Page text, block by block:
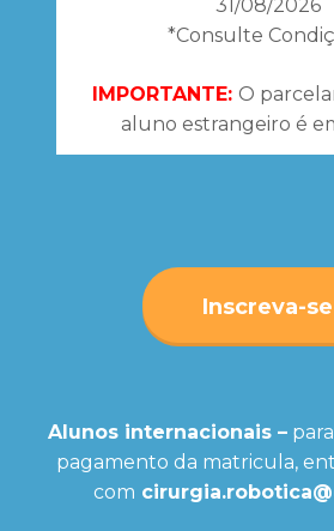
31/08/2026
*Consulte
IMPORTANTE: O
aluno estrangeiro é
Inscreva-se
Alunos internacionais –
pagamento da matricula,
com